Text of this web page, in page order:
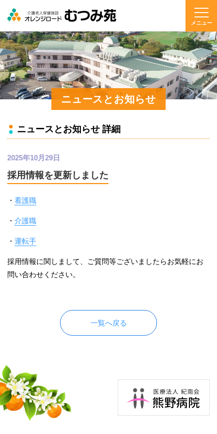
メニュー
ニュースとお知らせ
ニュースとお知らせ 詳細
2025年10月29日
採用情報を更新しました
・ 看護職
・ 介護職
・ 運転手
採用情報に関しまして、ご質問等ございましたらお気軽にお
問い合わせください。
一覧へ戻る